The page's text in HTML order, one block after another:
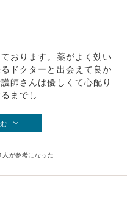
おります。薬がよく効い
ドクターと出会えて良か
師さんは優しくて心配り
までし...
1人が参考になった